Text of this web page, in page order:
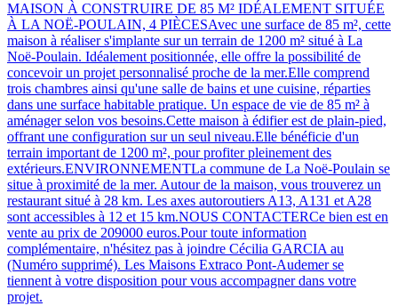
MAISON À CONSTRUIRE DE 85 M² IDÉALEMENT SITUÉE
À LA NOË-POULAIN, 4 PIÈCESAvec une surface de 85 m², cette
maison à réaliser s'implante sur un terrain de 1200 m² situé à La
Noë-Poulain. Idéalement positionnée, elle offre la possibilité de
concevoir un projet personnalisé proche de la mer.Elle comprend
trois chambres ainsi qu'une salle de bains et une cuisine, réparties
dans une surface habitable pratique. Un espace de vie de 85 m² à
aménager selon vos besoins.Cette maison à édifier est de plain-pied,
offrant une configuration sur un seul niveau.Elle bénéficie d'un
terrain important de 1200 m², pour profiter pleinement des
extérieurs.ENVIRONNEMENTLa commune de La Noë-Poulain se
situe à proximité de la mer. Autour de la maison, vous trouverez un
restaurant situé à 28 km. Les axes autoroutiers A13, A131 et A28
sont accessibles à 12 et 15 km.NOUS CONTACTERCe bien est en
vente au prix de 209000 euros.Pour toute information
complémentaire, n'hésitez pas à joindre Cécilia GARCIA au
(Numéro supprimé). Les Maisons Extraco Pont-Audemer se
tiennent à votre disposition pour vous accompagner dans votre
projet.